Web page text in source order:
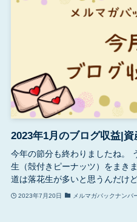
2023年1月のブログ収益|
今年の節分も終わりましたね。
生（殻付きピーナッツ）をまき
道は落花生が多いと思うんだけ
2023年7月20日 メルマガバックナンバ